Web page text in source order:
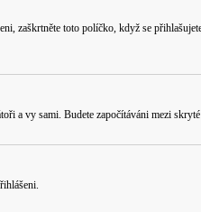
zaškrtněte toto políčko, když se
a vy sami. Budete započítáváni mezi skryté